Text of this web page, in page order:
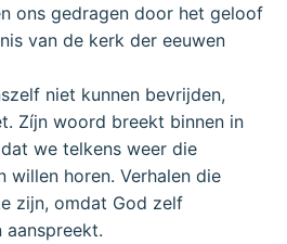
ons gedragen door het geloof
van de kerk der eeuwen
niet kunnen bevrijden,
Zíjn woord breekt binnen in
we telkens weer die
willen horen. Verhalen die
zijn, omdat God zelf
aanspreekt.